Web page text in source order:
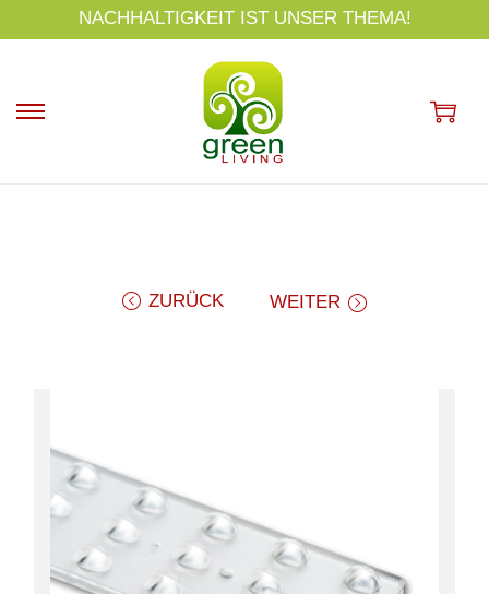
p
NACHHALTIGKEIT IST UNSER THEMA!
ZURÜCK WEITER